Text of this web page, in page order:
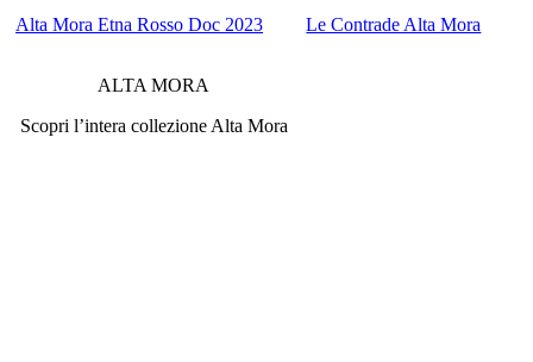
Alta Mora Etna Rosso Doc 2023 Le Contrade Alta Mora
ALTA MORA
Scopri l’intera collezione Alta Mora